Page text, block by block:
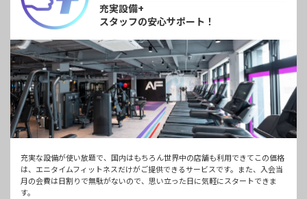
充実設備+
スタッフの安心サポート！
充実な設備が使い放題で、国内はもちろん世界中の店舗も利用できてこの価格
は、エニタイムフィットネスだけがご提供できるサービスです。また、入会当
月の会費は日割りで無駄がないので、思い立った日に気軽にスタートできま
す。